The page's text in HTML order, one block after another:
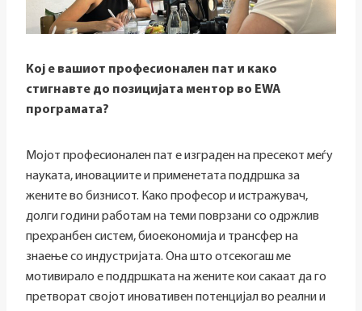
Кој е вашиот професионален пат и како
стигнавте до позицијата ментор во EWA
програмата?
Мојот професионален пат е изграден на пресекот меѓу
науката, иновациите и применетата поддршка за
жените во бизнисот. Како професор и истражувач,
долги години работам на теми поврзани со одржлив
прехранбен систем, биоекономија и трансфер на
знаење со индустријата. Она што отсекогаш ме
мотивирало е поддршката на жените кои сакаат да го
претворат својот иновативен потенцијал во реални и